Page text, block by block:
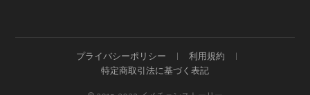
プライバシーポリシー
利用規約
特定商取引法に基づく表記